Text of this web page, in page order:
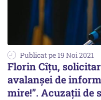
Publicat pe 19 Noi 2021
Florin Cîțu,
avalanșei de
mire!”. Acuzații de